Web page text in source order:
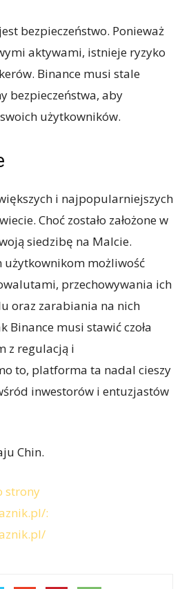
bezpieczeństwo. Ponieważ
aktywami, istnieje ryzyko
Binance musi stale
bezpieczeństwa, aby
użytkowników.
i najpopularniejszych
Choć zostało założone w
siedzibę na Malcie.
użytkownikom możliwość
przechowywania ich
oraz zarabiania na nich
Binance musi stawić czoła
z regulacją i
to, platforma ta nadal cieszy
inwestorów i entuzjastów
Chin.
strony
: